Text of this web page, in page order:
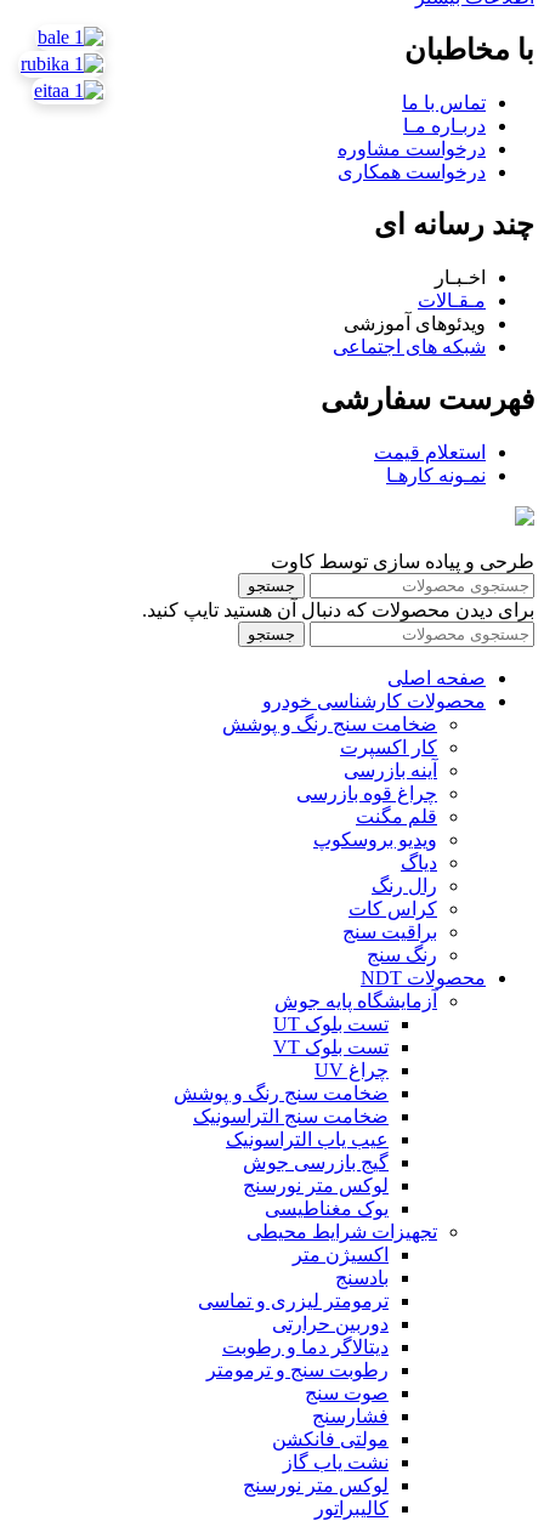
با مخاطبان
تماس با ما
دربـاره مـا
درخواست مشاوره
درخواست همکاری
چند رسانه ای
اخـبـار
مـقـالات
ویدئوهای آموزشی
شبکه های اجتماعی
فهرست سفارشی
استعلام قیمت
نمـونه کارهـا
طرحی و پیاده سازی توسط کاوت
جستجو
برای دیدن محصولات که دنبال آن هستید تایپ کنید.
جستجو
صفحه اصلی
محصولات کارشناسی خودرو
ضخامت سنج رنگ و پوشش
کار اکسپرت
آینه بازرسی
چراغ قوه بازرسی
قلم مگنت
ویدیو بروسکوپ
دیاگ
رال رنگ
کراس کات
براقیت سنج
رنگ سنج
محصولات NDT
آزمایشگاه پایه جوش
تست بلوک UT
تست بلوک VT
چراغ UV
ضخامت سنج رنگ و پوشش
ضخامت سنج التراسونیک
عیب یاب التراسونیک
گیج بازرسی جوش
لوکس متر نورسنج
یوک مغناطیسی
تجهیزات شرایط محیطی
اکسیژن متر
بادسنج
ترمومتر لیزری و تماسی
دوربین حرارتی
دیتالاگر دما و رطوبت
رطوبت سنج و ترمومتر
صوت سنج
فشارسنج
مولتی فانکشن
نشت یاب گاز
لوکس متر نورسنج
کالیبراتور